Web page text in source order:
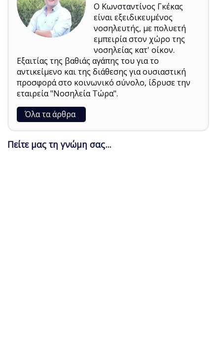
Ο Κωνσταντίνος Γκέκας
είναι εξειδικευμένος
νοσηλευτής, με πολυετή
εμπειρία στον χώρο της
νοσηλείας κατ' οίκον.
Εξαιτίας της βαθιάς αγάπης του για το
αντικείμενο και της διάθεσης για ουσιαστική
προσφορά στο κοινωνικό σύνολο, ίδρυσε την
εταιρεία "Νοσηλεία Τώρα".
Όλα τα άρθρα
Πείτε μας τη γνώμη σας...